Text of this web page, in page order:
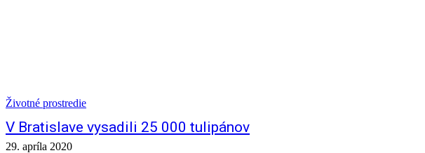
Životné prostredie
V Bratislave vysadili 25 000 tulipánov
29. apríla 2020